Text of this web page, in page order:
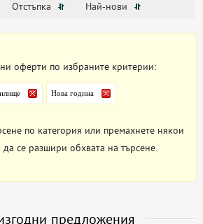
Отстъпка Най-нови
оферти по избраните критерии:
Нова година
по категория или премахнете някои
да се разшири обхвата на търсене.
предложения